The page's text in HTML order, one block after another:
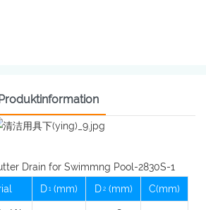
D 1(mm) D2(mm) C(mm)